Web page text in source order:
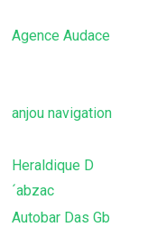
Agence Audace
anjou navigation
Heraldique D
´abzac
Autobar Das Gb